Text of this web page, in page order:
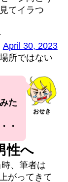
てイラつ
April 30, 2023
所ではない
おせき
た
・
性へ
、筆者は
がってきて